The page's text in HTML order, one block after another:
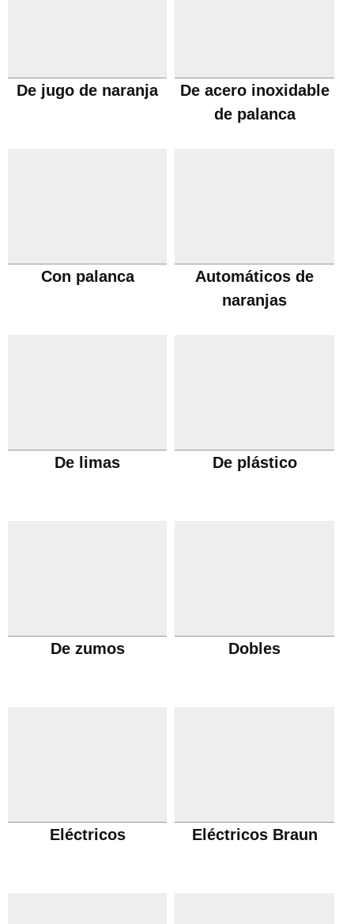
De jugo de naranja
De acero inoxidable
de palanca
Con palanca
Automáticos de
naranjas
De limas De plástico
De zumos Dobles
Eléctricos Eléctricos Braun